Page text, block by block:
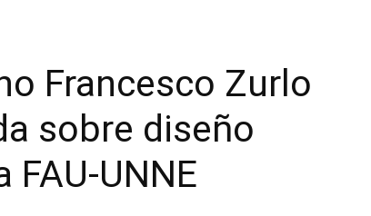
Francesco Zurlo
sobre diseño
UNNE